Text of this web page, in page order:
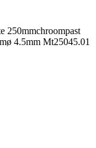
250mmchroompast
4.5mm Mt25045.01